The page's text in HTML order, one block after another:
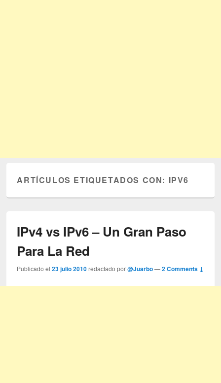
ARTÍCULOS ETIQUETADOS CON: IPV6
IPv4 vs IPv6 – Un Gran Paso
Para La Red
Publicado el23 julio 2010 redactado por@Juarbo —2 Comments ↓